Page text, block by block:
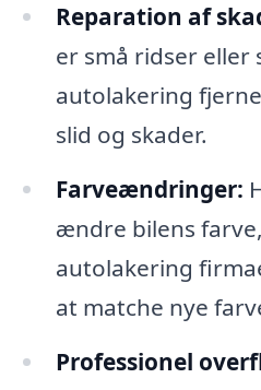
Reparation af
er små ridser eller
autolakering
slid og skader.
Farveændringer:
ændre bilens
autolakering
at matche nye
Professionel